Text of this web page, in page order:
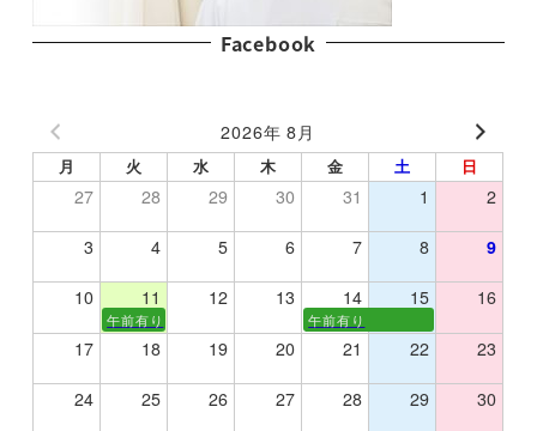
Facebook
2026年 8月
月 火 水 木 金 土 日
27 28 29 30 31 1 2
3 4 5 6 7 8 9
10 11 12 13 14 15 16
午前有り 午前有り
17 18 19 20 21 22 23
24 25 26 27 28 29 30